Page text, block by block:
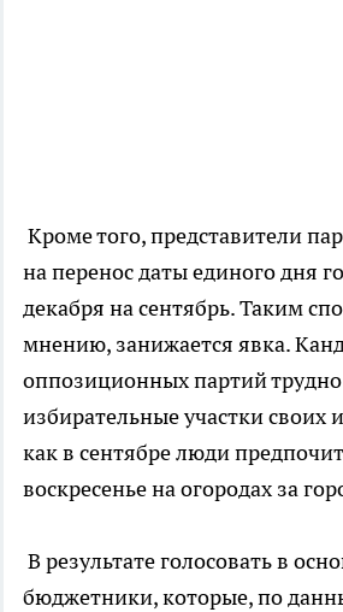
Кроме того, представители
на перенос даты единого дня
декабря на сентябрь. Таким
мнению, занижается явка.
оппозиционных партий
избирательные участки своих
как в сентябре люди
воскресенье на огородах за
В результате голосовать в
бюджетники, которые, по